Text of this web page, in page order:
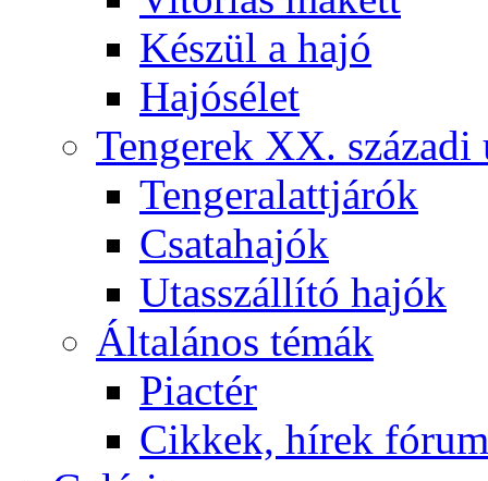
Készül a hajó
Hajósélet
Tengerek XX. századi
Tengeralattjárók
Csatahajók
Utasszállító hajók
Általános témák
Piactér
Cikkek, hírek